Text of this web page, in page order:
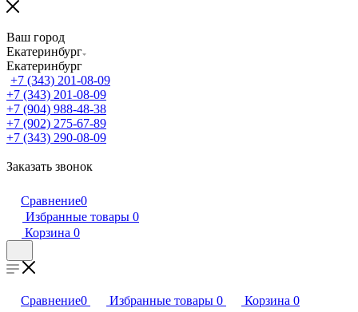
Ваш город
Екатеринбург
Екатеринбург
+7 (343) 201-08-09
+7 (343) 201-08-09
+7 (904) 988-48-38
+7 (902) 275-67-89
+7 (343) 290-08-09
Заказать звонок
Сравнение0
Избранные товары 0
Корзина 0
Сравнение0 Избранные товары 0 Корзина 0